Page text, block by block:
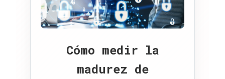
Cómo medir la
madurez de